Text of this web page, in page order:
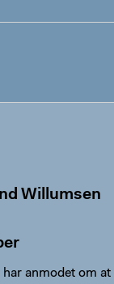
Willumsen
anmodet om at